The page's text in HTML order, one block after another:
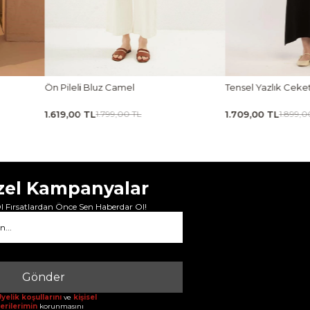
Ön Pileli Bluz Camel
1.619,00 TL1.799,00 TL
Tensel Yazlık
1.709,00 TL
Kampanyalar
Fırsatlardan Önce Sen Haberdar Ol!
Gönder
koşullarını ve kişisel
korunmasını